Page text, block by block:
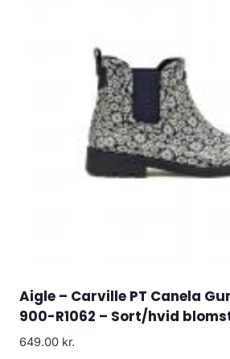
Aigle – Carville PT Canela
900-R1062 – Sort/hvid
649.00 kr.